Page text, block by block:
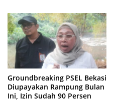
Groundbreaking PSEL Bekasi
Diupayakan Rampung Bulan
Ini, Izin Sudah 90 Persen